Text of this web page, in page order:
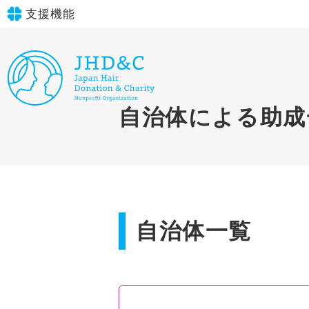
支援機能
文字サイズ 標準
青 黄 黒
in simple English
English Guide自治体による助
自治体一覧